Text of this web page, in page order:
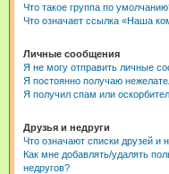
Что такое группа по
Что означает ссылка «Наша
Личные сообщения
Я не могу отправить личные
Я постоянно получаю
Я получил спам или
Друзья и недруги
Что означают списки друзей и
Как мне добавлять/удалять
недругов?